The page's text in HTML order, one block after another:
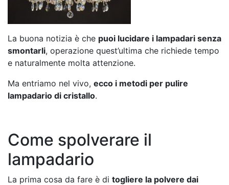
La buona notizia è che puoi lucidare i lampadari senza
smontarli, operazione quest’ultima che richiede tempo
e naturalmente molta attenzione.
Ma entriamo nel vivo, ecco i metodi per pulire
lampadario di cristallo.
Come spolverare il
lampadario
La prima cosa da fare è di togliere la polvere dai